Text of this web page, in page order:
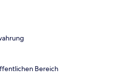
Bereich